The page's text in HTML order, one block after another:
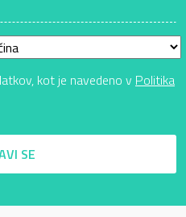
kot je navedeno v Politika
SE